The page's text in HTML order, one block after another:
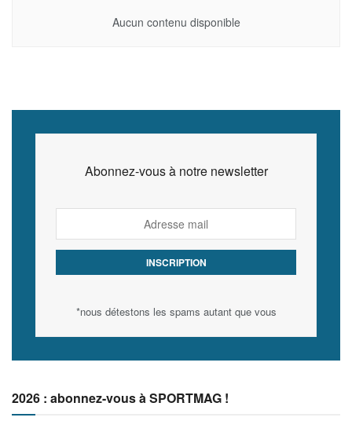
Aucun contenu disponible
Abonnez-vous à notre newsletter
*nous détestons les spams autant que vous
2026 : abonnez-vous à SPORTMAG !